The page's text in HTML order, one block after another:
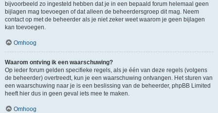
bijvoorbeeld zo ingesteld hebben dat je in een bepaald forum helemaal geen
bijlagen mag toevoegen of dat alleen de beheerdersgroep dit mag. Neem
contact op met de beheerder als je niet zeker weet waarom je geen bijlagen
kan toevoegen.
Omhoog
Waarom ontving ik een waarschuwing?
Op ieder forum gelden specifieke regels, als je één van deze regels (volgens
de beheerder) overtreedt, kun je een waarschuwing ontvangen. Het sturen van
een waarschuwing naar je is een beslissing van de beheerder, phpBB Limited
heeft hier dus in geen geval iets mee te maken.
Omhoog